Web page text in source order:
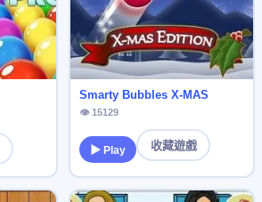
Smarty Bubbles X-MAS
👁 15129
▶ Play 收藏遊戲